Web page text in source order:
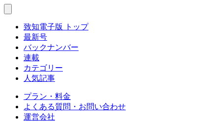
致知電子版 トップ
最新号
バックナンバー
連載
カテゴリー
人気記事
プラン・料金
よくある質問・お問い合わせ
運営会社